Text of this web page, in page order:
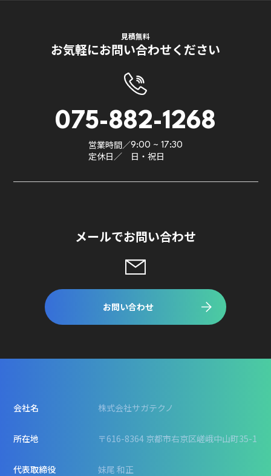
見積無料
お気軽にお問い合わせください
075-882-1268
営業時間／9:00 ~ 17:30
定休日／ 日・祝日
メールでお問い合わせ
お問い合わせ
会社名 株式会社サガテクノ
所在地 〒616-8364 京都市右京区嵯峨中山町35-1
代表取締役 妹尾 和正